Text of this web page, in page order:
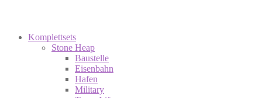
Komplettsets
Stone Heap
Baustelle
Eisenbahn
Hafen
Military